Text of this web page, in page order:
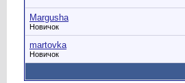
Margusha
Новичок
martovka
Новичок